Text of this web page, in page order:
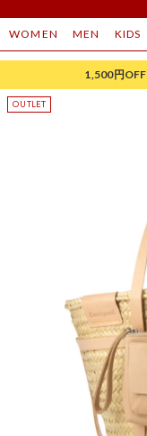
WOMEN MEN KIDS
1,500円OFF